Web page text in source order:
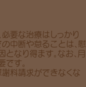
必要な治療は しっかり
中断や怠ることは、慰
となり得ます。なお、 月
です。
料請求ができなくな